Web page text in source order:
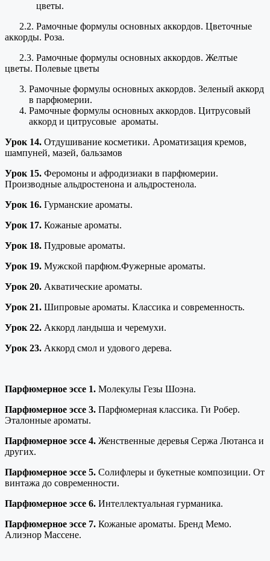
цветы.
2.2. Рамочные формулы основных аккордов. Цветочные
аккорды. Роза.
2.3. Рамочные формулы основных аккордов. Желтые
цветы. Полевые цветы
Рамочные формулы основных аккордов. Зеленый аккорд
в парфюмерии.
Рамочные формулы основных аккордов. Цитрусовый
аккорд и цитрусовые ароматы.
Урок 14. Отдушивание косметики. Ароматизация кремов,
шампуней, мазей, бальзамов
Урок 15. Феромоны и афродизиаки в парфюмерии.
Производные альдростенона и альдростенола.
Урок 16. Гурманские ароматы.
Урок 17. Кожаные ароматы.
Урок 18. Пудровые ароматы.
Урок 19. Мужской парфюм.Фужерные ароматы.
Урок 20. Акватические ароматы.
Урок 21. Шипровые ароматы. Классика и современность.
Урок 22. Аккорд ландыша и черемухи.
Урок 23. Аккорд смол и удового дерева.
Парфюмерное эссе 1. Молекулы Гезы Шоэна.
Парфюмерное эссе 3. Парфюмерная классика. Ги Робер.
Эталонные ароматы.
Парфюмерное эссе 4. Женственные деревья Сержа Лютанса и
других.
Парфюмерное эссе 5. Солифлеры и букетные композиции. От
винтажа до современности.
Парфюмерное эссе 6. Интеллектуальная гурманика.
Парфюмерное эссе 7. Кожаные ароматы. Бренд Мемо.
Алиэнор Массене.